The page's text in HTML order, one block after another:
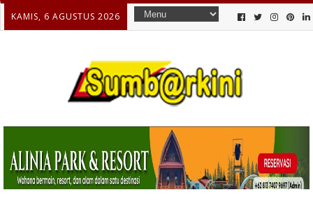
KAMIS, 6 AGUSTUS 2026